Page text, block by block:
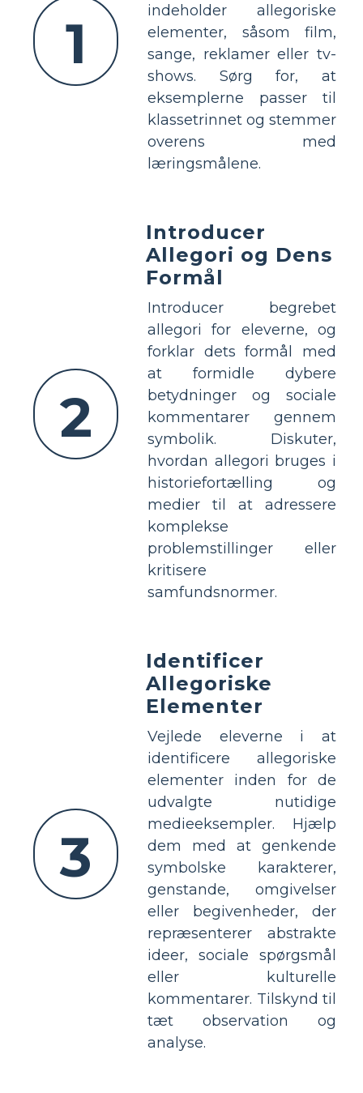
1
indeholder allegoriske
elementer, såsom film,
sange, reklamer eller tv-
shows. Sørg for, at
eksemplerne passer til
klassetrinnet og stemmer
overens med
læringsmålene.
2
Introducer
Allegori og Dens
Formål
Introducer begrebet
allegori for eleverne, og
forklar dets formål med
at formidle dybere
betydninger og sociale
kommentarer gennem
symbolik. Diskuter,
hvordan allegori bruges i
historiefortælling og
medier til at adressere
komplekse
problemstillinger eller
kritisere
samfundsnormer.
3
Identificer
Allegoriske
Elementer
Vejlede eleverne i at
identificere allegoriske
elementer inden for de
udvalgte nutidige
medieeksempler. Hjælp
dem med at genkende
symbolske karakterer,
genstande, omgivelser
eller begivenheder, der
repræsenterer abstrakte
ideer, sociale spørgsmål
eller kulturelle
kommentarer. Tilskynd til
tæt observation og
analyse.